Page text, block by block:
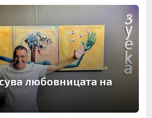
любовницата на